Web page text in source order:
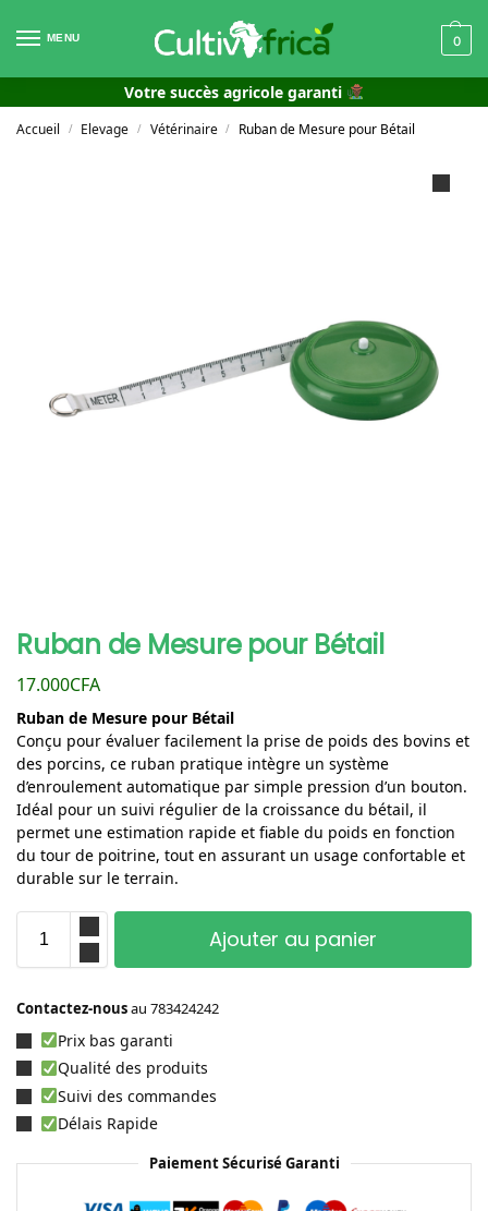
MENU 0
Votre succès agricole garanti
Accueil / Elevage / Vétérinaire / Ruban de Mesure pour Bétail
Ruban de Mesure pour Bétail
17.000CFA
Ruban de Mesure pour Bétail
Conçu pour évaluer facilement la prise de poids des bovins et
des porcins, ce ruban pratique intègre un système
d’enroulement automatique par simple pression d’un bouton.
Idéal pour un suivi régulier de la croissance du bétail, il
permet une estimation rapide et fiable du poids en fonction
du tour de poitrine, tout en assurant un usage confortable et
durable sur le terrain.
Ajouter au panier
Contactez-nousau 783424242
Prix bas garanti
Qualité des produits
Suivi des commandes
Délais Rapide
Paiement Sécurisé Garanti